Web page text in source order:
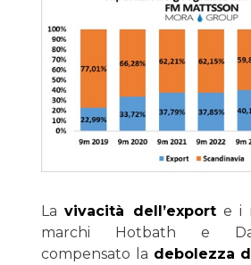
Lavivacità dell’exporte i
marchi Hotbath e
compensato la debolezza